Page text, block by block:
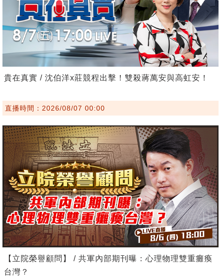
貴在真實 / 沈伯洋x莊競程出擊！雙殺蔣萬安與高虹安！
直播時間：2026/08/07 00:00
【立院榮譽顧問】 / 共軍內部期刊曝：心理物理雙重癱瘓
台灣？